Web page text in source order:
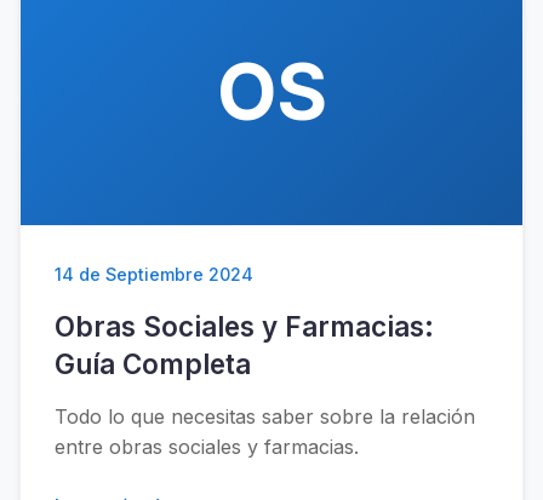
OS
14 de Septiembre 2024
Obras Sociales y Farmacias:
Guía Completa
Todo lo que necesitas saber sobre la relación
entre obras sociales y farmacias.